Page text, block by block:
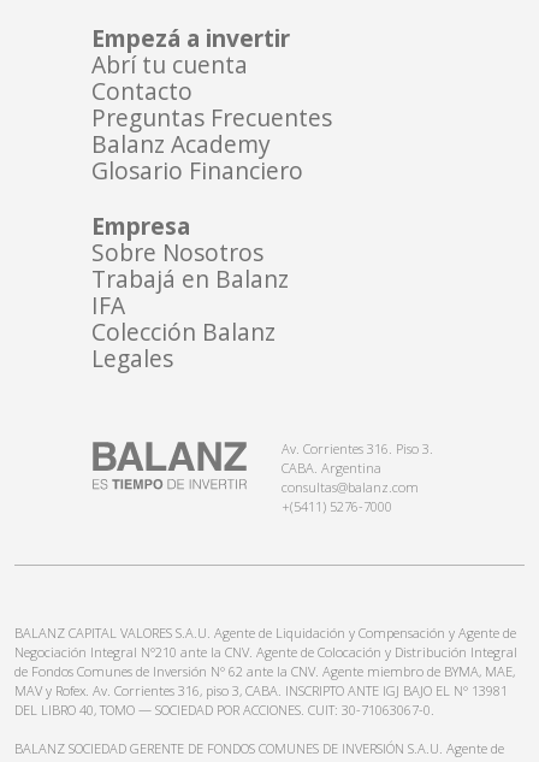
Av. Corrientes 316. Piso 3.
CABA. Argentina
consultas@balanz.com
+(5411) 5276-7000
Empezá a invertir
Abrí tu cuenta
Contacto
Preguntas Frecuentes
Balanz Academy
Glosario Financiero
Empresa
Sobre Nosotros
Trabajá en Balanz
IFA
Colección Balanz
Legales
BALANZ CAPITAL VALORES S.A.U. Agente de Liquidación y Compensación y Agente de
Negociación Integral N°210 ante la CNV. Agente de Colocación y Distribución Integral
de Fondos Comunes de Inversión N° 62 ante la CNV. Agente miembro de BYMA, MAE,
MAV y Rofex. Av. Corrientes 316, piso 3, CABA. INSCRIPTO ANTE IGJ BAJO EL N° 13981
DEL LIBRO 40, TOMO — SOCIEDAD POR ACCIONES. CUIT: 30-71063067-0.
BALANZ SOCIEDAD GERENTE DE FONDOS COMUNES DE INVERSIÓN S.A.U. Agente de